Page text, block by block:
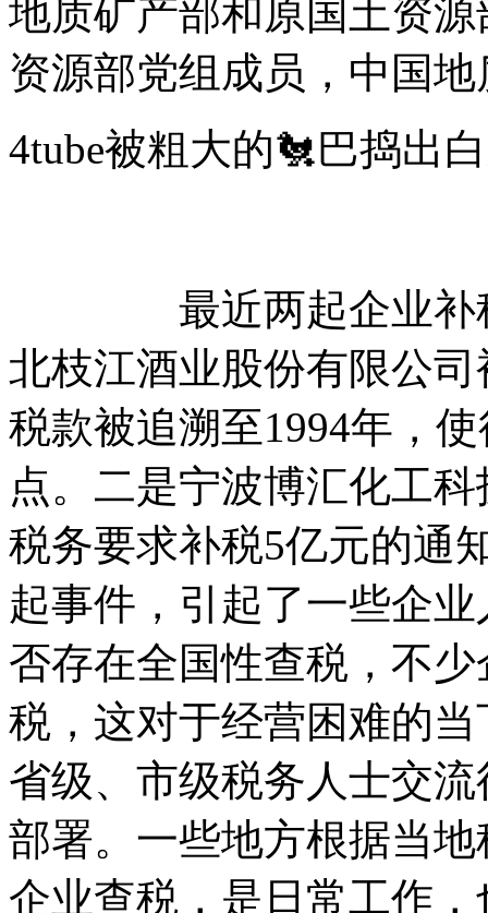
地质矿产部和原国土资
资源部党组成员，中国
4tube被粗大的🐔巴捣
最近两起企业补税
北枝江酒业股份有限公
税款被追溯至1994年，
点。二是宁波博汇化工
税务要求补税5亿元的通
起事件，引起了一些企
否存在全国性查税，不
税，这对于经营困难的
省级、市级税务人士交
部署。一些地方根据当
企业查税，是日常工作